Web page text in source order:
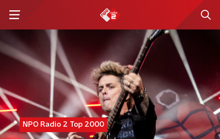
NPO Radio 2 Top 2000